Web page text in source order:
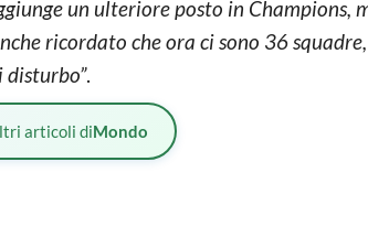
un ulteriore posto in Champions,
ricordato che ora ci sono 36
disturbo”.
articoli diMondo